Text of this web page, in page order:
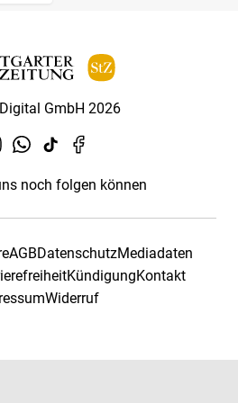
GmbH 2026
noch folgen können
AGBDatenschutzMediadaten
KündigungKontakt
Widerruf